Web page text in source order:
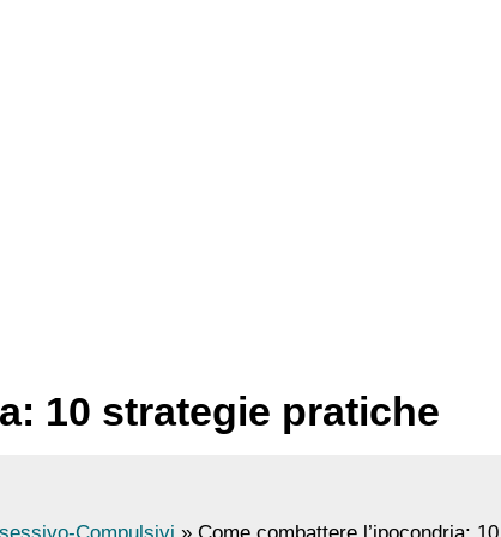
10 strategie pratiche
Compulsivi
Come combattere l’ipocondria: